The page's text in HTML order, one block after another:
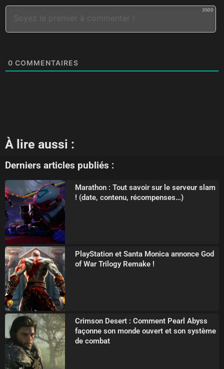
3500
0 COMMENTAIRES
À lire aussi :
Derniers articles publiés :
Marathon : Tout savoir sur le serveur slam
! (date, contenu, récompenses…)
PlayStation et Santa Monica annonce God
of War Trilogy Remake !
Crimson Desert : Comment Pearl Abyss
façonne son monde ouvert et son système
de combat